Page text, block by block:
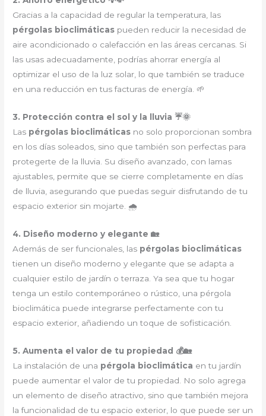
Gracias a la capacidad de regular la temperatura, las
pérgolas bioclimáticas pueden reducir la necesidad de
aire acondicionado o calefacción en las áreas cercanas. Si
las usas adecuadamente, podrías ahorrar energía al
optimizar el uso de la luz solar, lo que también se traduce
en una reducción en tus facturas de energía. 🌱
3. Protección contra el sol y la lluvia ☔🌞
Las pérgolas bioclimáticas no solo proporcionan sombra
en los días soleados, sino que también son perfectas para
protegerte de la lluvia. Su diseño avanzado, con lamas
ajustables, permite que se cierre completamente en días
de lluvia, asegurando que puedas seguir disfrutando de tu
espacio exterior sin mojarte. 🌧
4. Diseño moderno y elegante 🏡
Además de ser funcionales, las pérgolas bioclimáticas
tienen un diseño moderno y elegante que se adapta a
cualquier estilo de jardín o terraza. Ya sea que tu hogar
tenga un estilo contemporáneo o rústico, una pérgola
bioclimática puede integrarse perfectamente con tu
espacio exterior, añadiendo un toque de sofisticación.
5. Aumenta el valor de tu propiedad 💰🏡
La instalación de una pérgola bioclimática en tu jardín
puede aumentar el valor de tu propiedad. No solo agrega
un elemento de diseño atractivo, sino que también mejora
la funcionalidad de tu espacio exterior, lo que puede ser un